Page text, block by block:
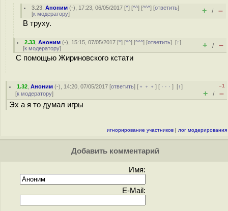
3.23 ,Аноним (-), 17:23, 06/05/2017 [^] [^^] [^^^] [ответить]
[к модератору] + / –
В труху.
2.33 ,Аноним (-), 15:15, 07/05/2017 [^] [^^] [^^^] [ответить][↑]
[к модератору] + / –
С помощью Жириновского кстати
1.32 ,Аноним (-), 14:20, 07/05/2017 [ответить] [ ﹢﹢﹢] [ · · ·][↑]
[к модератору]
–1
+ / –
Эх а я то думал игры
игнорирование участников | лог модерирования
Добавить комментарий
Имя:
E-Mail: